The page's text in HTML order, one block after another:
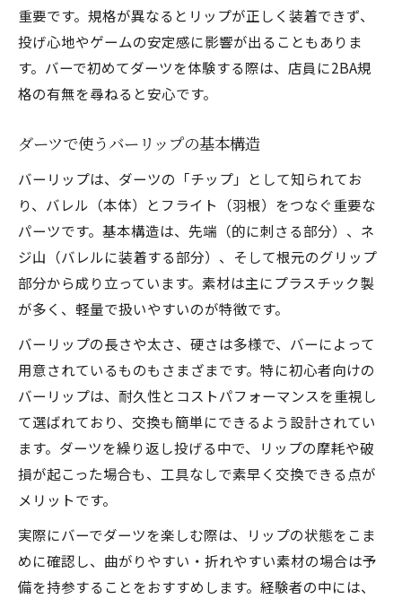
重要です。規格が異なるとリップが正しく装着できず、
投げ心地やゲームの安定感に影響が出ることもありま
す。バーで初めてダーツを体験する際は、店員に2BA規
格の有無を尋ねると安心です。
ダーツで使うバーリップの基本構造
バーリップは、ダーツの「チップ」として知られてお
り、バレル（本体）とフライト（羽根）をつなぐ重要な
パーツです。基本構造は、先端（的に刺さる部分）、ネ
ジ山（バレルに装着する部分）、そして根元のグリップ
部分から成り立っています。素材は主にプラスチック製
が多く、軽量で扱いやすいのが特徴です。
バーリップの長さや太さ、硬さは多様で、バーによって
用意されているものもさまざまです。特に初心者向けの
バーリップは、耐久性とコストパフォーマンスを重視し
て選ばれており、交換も簡単にできるよう設計されてい
ます。ダーツを繰り返し投げる中で、リップの摩耗や破
損が起こった場合も、工具なしで素早く交換できる点が
メリットです。
実際にバーでダーツを楽しむ際は、リップの状態をこま
めに確認し、曲がりやすい・折れやすい素材の場合は予
備を持参することをおすすめします。経験者の中には、